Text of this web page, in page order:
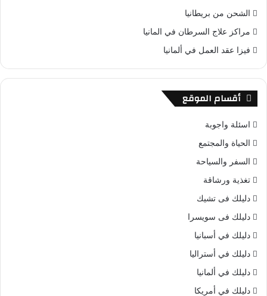
الشحن من بريطانيا
مراكز علاج السرطان في المانيا
فيزا عقد العمل في ألمانيا
أقسام الموقع
اسئلة واجوبة
الحياة والمجتمع
السفر والسياحة
تغذية ورشاقة
دليلك فى تشيك
دليلك فى سويسرا
دليلك في أسبانيا
دليلك في أستراليا
دليلك في ألمانيا
دليلك في أمريكا